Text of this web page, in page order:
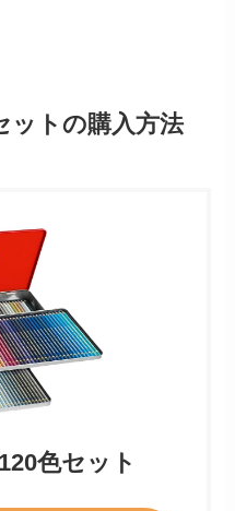
ットの購入方法
色セット